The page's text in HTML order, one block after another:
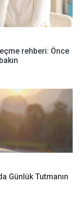
rehberi: Önce
Günlük Tutmanın